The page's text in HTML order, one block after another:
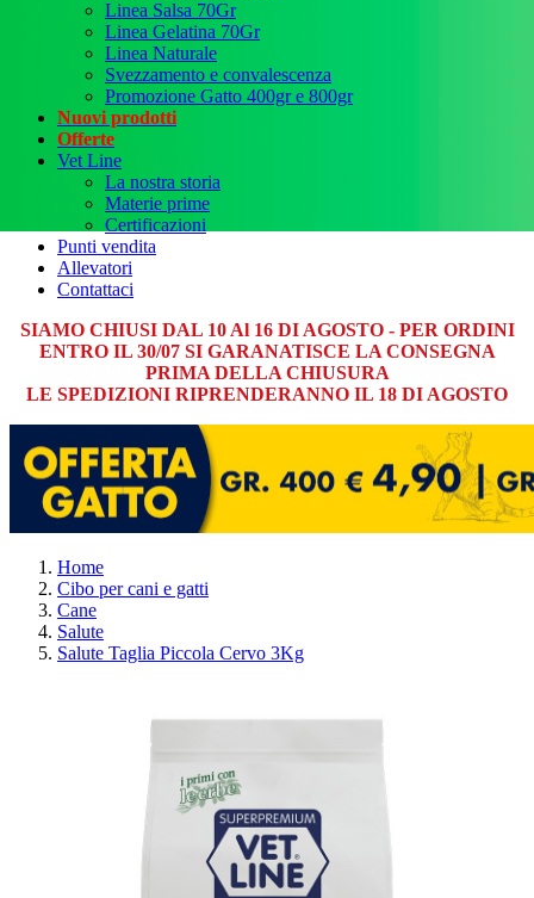
Linea Salsa 70Gr
Linea Gelatina 70Gr
Linea Naturale
Svezzamento e convalescenza
Promozione Gatto 400gr e 800gr
Nuovi prodotti
Offerte
Vet Line
La nostra storia
Materie prime
Certificazioni
Punti vendita
Allevatori
Contattaci
SIAMO CHIUSI DAL 10 Al 16 DI AGOSTO - PER ORDINI
ENTRO IL 30/07 SI GARANATISCE LA CONSEGNA
PRIMA DELLA CHIUSURA
LE SPEDIZIONI RIPRENDERANNO IL 18 DI AGOSTO
Home
Cibo per cani e gatti
Cane
Salute
Salute Taglia Piccola Cervo 3Kg